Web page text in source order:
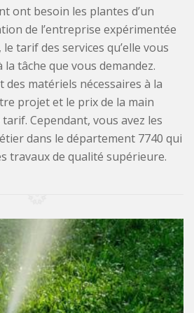
ont besoin les plantes d’un
de l’entreprise expérimentée
tarif des services qu’elle vous
tâche que vous demandez.
matériels nécessaires à la
projet et le prix de la main
Cependant, vous avez les
dans le département 7740 qui
travaux de qualité supérieure.